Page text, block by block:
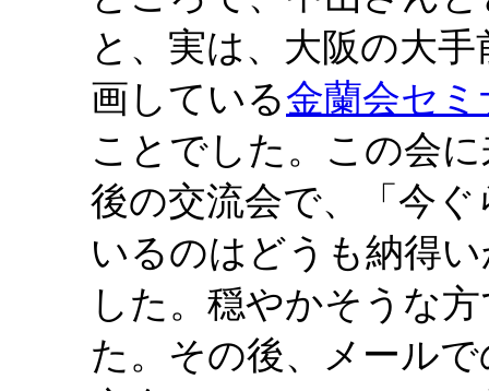
と、実は、大阪の大
画している金蘭会セミ
ことでした。この会
後の交流会で、「今
いるのはどうも納得
した。穏やかそうな
た。その後、メール